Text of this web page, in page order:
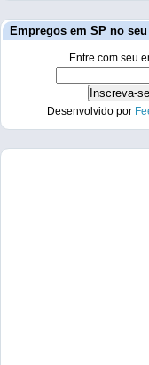
Empregos em SP no seu
Entre com seu
Desenvolvido por